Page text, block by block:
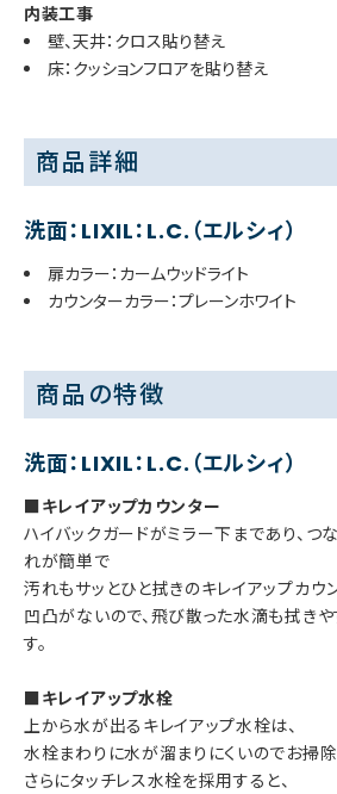
内装工事
壁、天井：クロス貼り替え
床：クッションフロアを貼り替え
商品詳細
洗面：LIXIL：L.C.（エルシィ）
扉カラー：カームウッドライト
カウンターカラー：プレーンホワイト
商品の特徴
洗面：LIXIL：L.C.（エルシィ）
■キレイアップカウンター
ハイバックガードがミラー下まであり、
れが簡単で
汚れもサッとひと拭きのキレイアップカウ
凹凸がないので、飛び散った水滴も拭き
す。
■キレイアップ水栓
上から水が出るキレイアップ水栓は、
水栓まわりに水が溜まりにくいのでお掃除
さらにタッチレス水栓を採用すると、